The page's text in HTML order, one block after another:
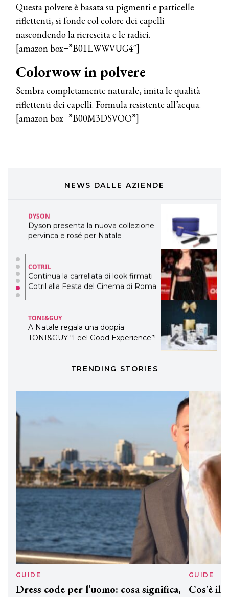
Questa polvere è basata su pigmenti e particelle
riflettenti, si fonde col colore dei capelli
nascondendo la ricrescita e le radici.
[amazon box=”B01LWWVUG4″]
Colorwow in polvere
Sembra completamente naturale, imita le qualità
riflettenti dei capelli. Formula resistente all’acqua.
[amazon box=”B00M3DSVOO”]
NEWS DALLE AZIENDE
TONI&GUY
A Natale regala una doppia
TONI&GUY “Feel Good Experience”!
LABEL.M lancia la sua innovativa ed
eco-sostenibile linea di prodotti
professionali
DAVINES
Davines presenta cofanetti beauty
WELLNESS CONGRESS 2022: I
DYSON
Dyson presenta la nuova collezione
pervinca e rosé per Natale
COTRIL
Continua la carrellata di look firmati
Cotril alla Festa del Cinema di Roma
TONI&GUY
A Natale regala una doppia
TONI&GUY “Feel Good Experience”!
LABEL.M lancia la sua innovativa ed
professionali
TRENDING STORIES
GUIDE
Dress code per l’uomo: cosa significa,
GUIDE